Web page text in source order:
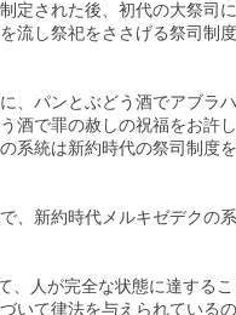
定された後、初代の大祭司
流し祭祀をささげる祭司制
、パンとぶどう酒でアブラ
酒で罪の赦しの祝福をお許
系統は新約時代の祭司制度
、新約時代メルキゼデクの
、人が完全な状態に達する
いて律法を与えられている